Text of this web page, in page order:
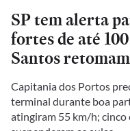
SP tem alerta
fortes de até
Santos
Capitania dos Portos
terminal durante boa
atingiram 55 km/h;